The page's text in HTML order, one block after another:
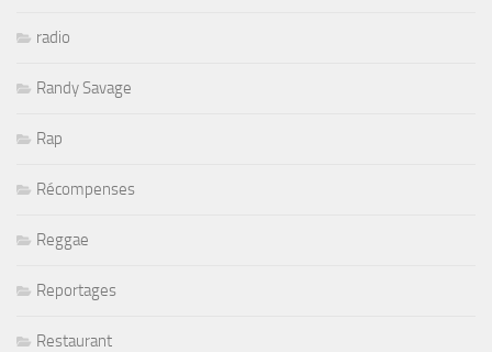
radio
Randy Savage
Rap
Récompenses
Reggae
Reportages
Restaurant